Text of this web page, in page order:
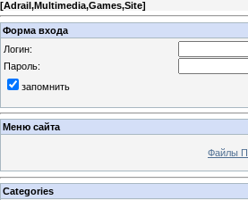
[Adrail,Multimedia,Games,Site]
Форма входа
Логин:
Пароль:
запомнить
Меню сайта
Файлы
Categories